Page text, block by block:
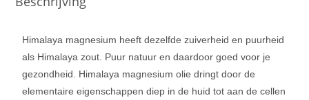
Himalaya magnesium heeft dezelfde zuiverheid en puurheid
als Himalaya zout. Puur natuur en daardoor goed voor je
gezondheid. Himalaya magnesium olie dringt door de
elementaire eigenschappen diep in de huid tot aan de cellen